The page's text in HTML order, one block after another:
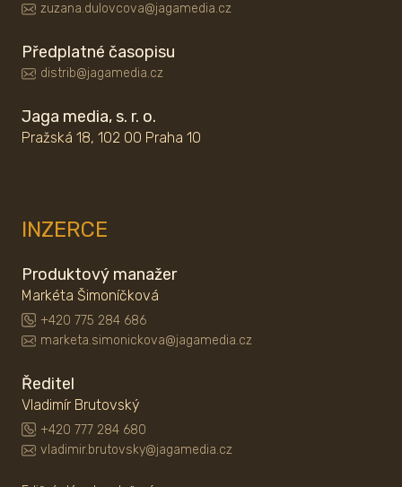
zuzana.dulovcova@jagamedia.cz
Předplatné časopisu
distrib@jagamedia.cz
Jaga media, s. r. o.
Pražská 18, 102 00 Praha 10
INZERCE
Produktový manažer
Markéta Šimoníčková
+420 775 284 686
marketa.simonickova@jagamedia.cz
Ředitel
Vladimír Brutovský
+420 777 284 680
vladimir.brutovsky@jagamedia.cz